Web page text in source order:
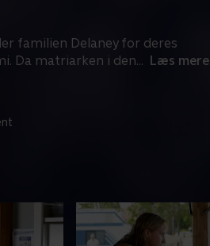
familien Delaney for deres
Da matriarken i den... Læs mere